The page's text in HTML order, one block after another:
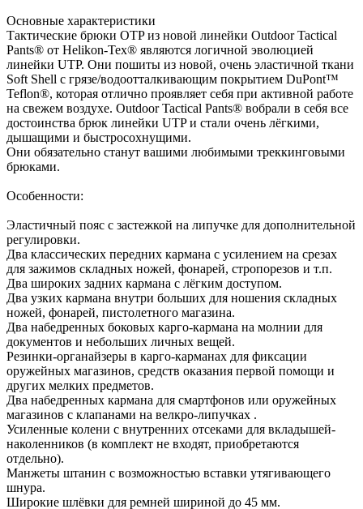
Основные характеристики
Тактические брюки OTP из новой линейки Outdoor Tactical
Pants® от Helikon-Tex® являются логичной эволюцией
линейки UTP. Они пошиты из новой, очень эластичной ткани
Soft Shell с грязе/водоотталкивающим покрытием DuPont™
Teflon®, которая отлично проявляет себя при активной работе
на свежем воздухе. Outdoor Tactical Pants® вобрали в себя все
достоинства брюк линейки UTP и стали очень лёгкими,
дышащими и быстросохнущими.
Они обязательно станут вашими любимыми треккинговыми
брюками.
Особенности:
Эластичный пояс с застежкой на липучке для дополнительной
регулировки.
Два классических передних кармана с усилением на срезах
для зажимов складных ножей, фонарей, стропорезов и т.п.
Два широких задних кармана с лёгким доступом.
Два узких кармана внутри больших для ношения складных
ножей, фонарей, пистолетного магазина.
Два набедренных боковых карго-кармана на молнии для
документов и небольших личных вещей.
Резинки-органайзеры в карго-карманах для фиксации
оружейных магазинов, средств оказания первой помощи и
других мелких предметов.
Два набедренных кармана для смартфонов или оружейных
магазинов с клапанами на велкро-липучках .
Усиленные колени с внутренних отсеками для вкладышей-
наколенников (в комплект не входят, приобретаются
отдельно).
Манжеты штанин с возможностью вставки утягивающего
шнура.
Широкие шлёвки для ремней шириной до 45 мм.